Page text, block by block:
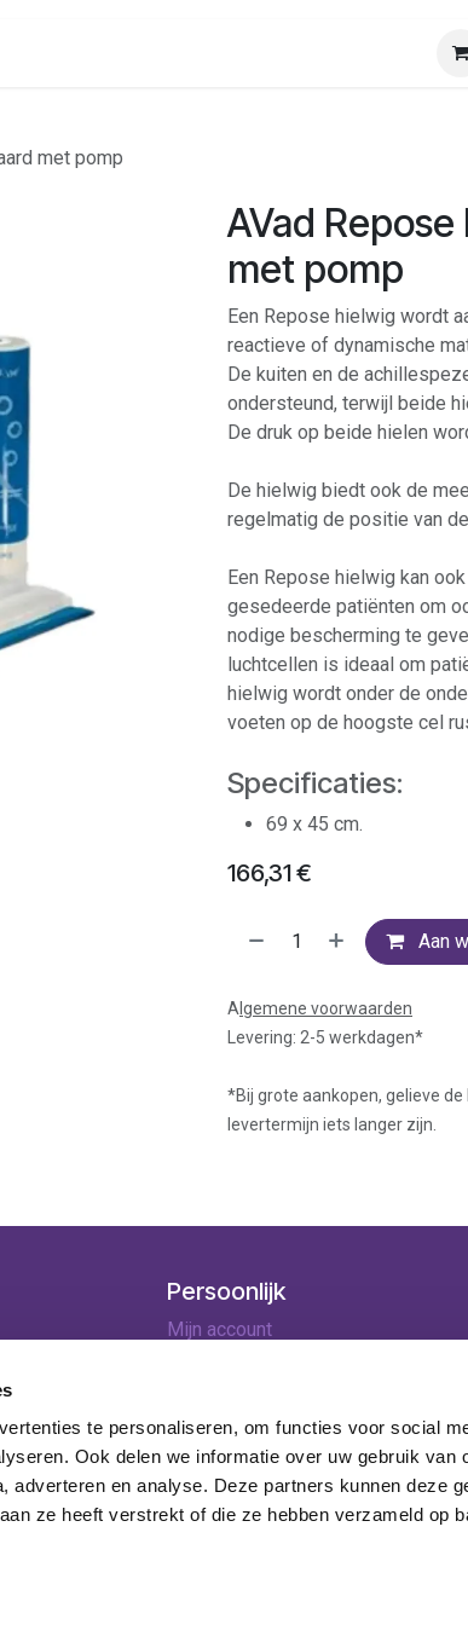
te personaliseren, om functies voor social
Ook delen we informatie over uw gebruik van
adverteren en analyse. Deze partners kunnen deze
ze heeft verstrekt of die ze hebben verzameld op
met pomp
AVad
met pomp
Een Repose hielwig wordt
reactieve of dynamische
De kuiten en de
ondersteund, terwijl beide
De druk op beide hielen
De hielwig biedt ook de
regelmatig de positie van
Een Repose hielwig kan
gesedeerde patiënten om
nodige bescherming te
luchtcellen is ideaal om
hielwig wordt onder de
voeten op de hoogste cel
Specificaties:
69 x 45 cm.
166,31€
Aan
A lgemene voorwaarden
Levering: 2-5 werkdagen*
*Bij grote aankopen, gelieve
levertermijn iets langer zijn.
Persoonlijk
Mijn account